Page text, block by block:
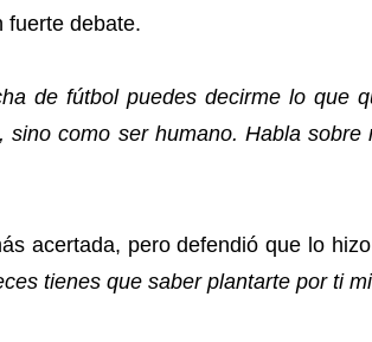
fuerte debate.
de fútbol puedes decirme lo que
como ser humano. Habla
acertada, pero defendió que lo
tienes que saber plantarte por ti